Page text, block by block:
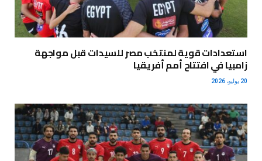
استعدادات قوية لمنتخب مصر للسيدات قبل مواجهة
زامبيا في افتتاح أمم أفريقيا
20 يوليو، 2026